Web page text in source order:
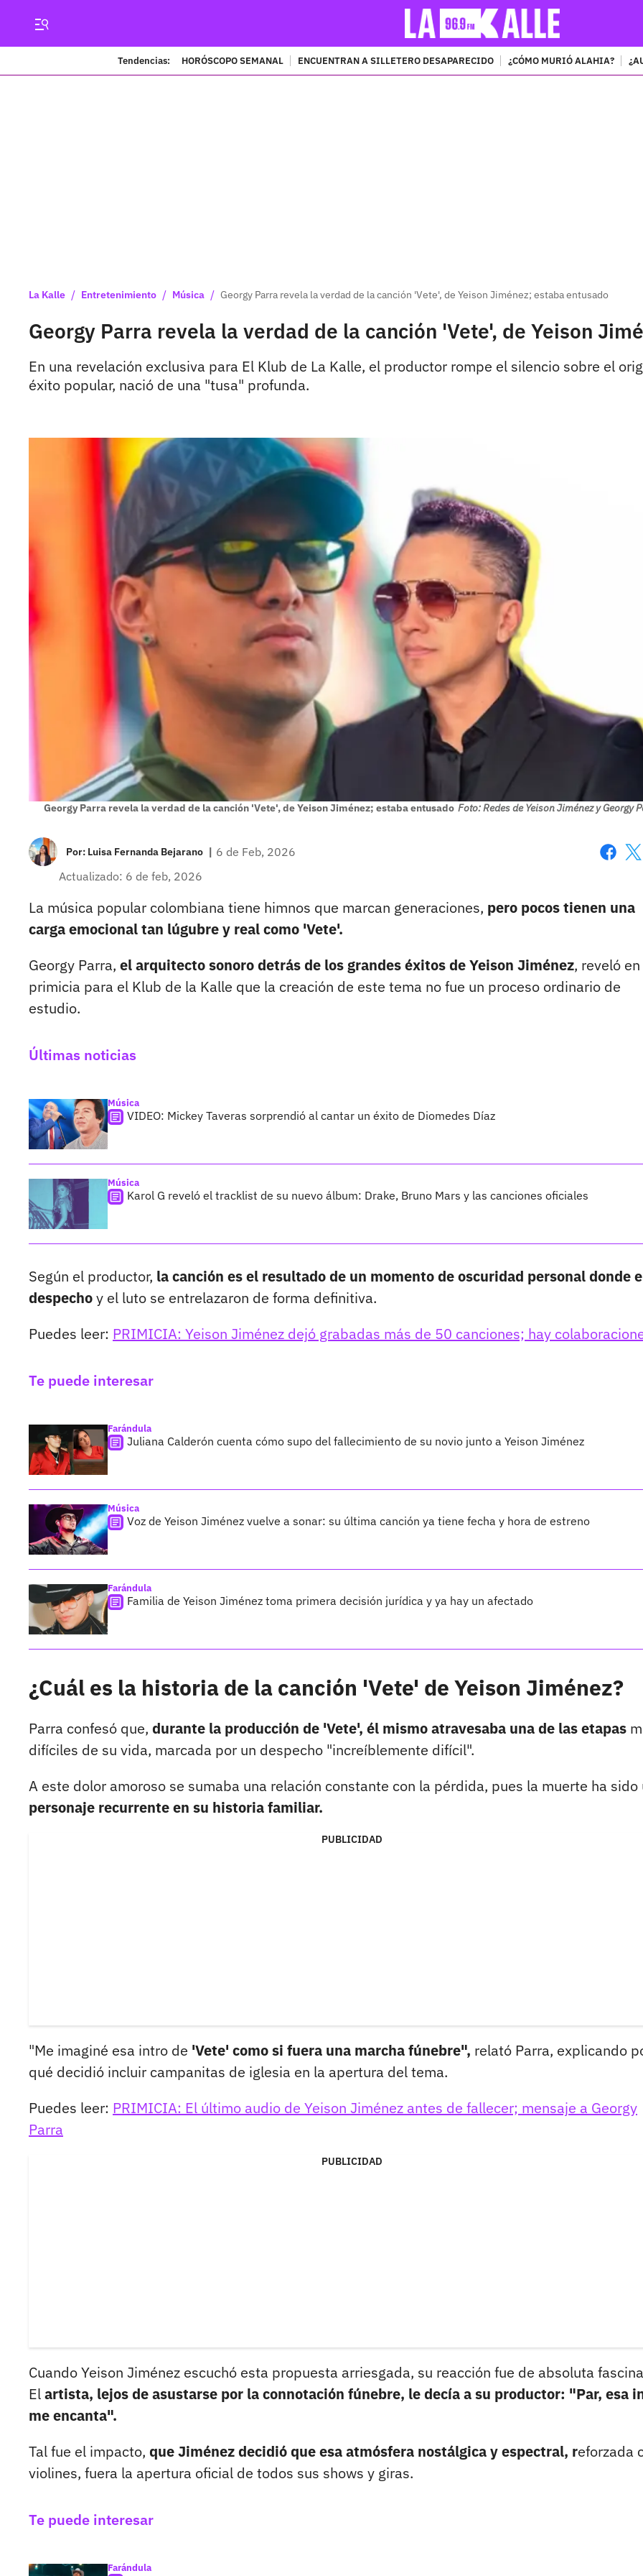
Tendencias: HORÓSCOPO SEMANAL ENCUENTRAN A SILLETERO DESAPARECIDO ¿CÓMO MURIÓ ALAHIA?
La Kalle / Entretenimiento / Música / Georgy Parra revela la verdad de la canción 'Vete', de Yeison Jiménez; estaba entusado
Georgy Parra revela la verdad de la canción 'Vete', de Yeison
En una revelación exclusiva para El Klub de La Kalle, el productor rompe el silencio sobre el
éxito popular, nació de una "tusa" profunda.
Georgy Parra revela la verdad de la canción 'Vete', de Yeison Jiménez; estaba entusado Foto: Redes de Yeison Jiménez y Georgy
Por: Luisa Fernanda Bejarano | 6 de Feb, 2026
Actualizado: 6 de feb, 2026
La música popular colombiana tiene himnos que marcan generaciones, pero pocos tienen una
carga emocional tan lúgubre y real como 'Vete'.
Georgy Parra, el arquitecto sonoro detrás de los grandes éxitos de Yeison Jiménez, reveló
primicia para el Klub de la Kalle que la creación de este tema no fue un proceso ordinario de
estudio.
Últimas noticias
Música
VIDEO: Mickey Taveras sorprendió al cantar un éxito de Diomedes Díaz
Música
Karol G reveló el tracklist de su nuevo álbum: Drake, Bruno Mars y las canciones oficiales
Según el productor, la canción es el resultado de un momento de oscuridad personal donde
despechoy el luto se entrelazaron de forma definitiva.
Puedes leer: PRIMICIA: Yeison Jiménez dejó grabadas más de 50 canciones; hay
Te puede interesar
Farándula
Juliana Calderón cuenta cómo supo del fallecimiento de su novio junto a Yeison Jiménez
Música
Voz de Yeison Jiménez vuelve a sonar: su última canción ya tiene fecha y hora de estreno
Farándula
Familia de Yeison Jiménez toma primera decisión jurídica y ya hay un afectado
¿Cuál es la historia de la canción 'Vete' de Yeison Jiménez?
Parra confesó que, durante la producción de 'Vete', él mismo atravesaba una de las etapas
difíciles de su vida, marcada por un despecho "increíblemente difícil".
A este dolor amoroso se sumaba una relación constante con la pérdida, pues la muerte ha sido
personaje recurrente en su historia familiar.
PUBLICIDAD
"Me imaginé esa intro de 'Vete' como si fuera una marcha fúnebre", relató Parra, explicando
qué decidió incluir campanitas de iglesia en la apertura del tema.
Puedes leer: PRIMICIA: El último audio de Yeison Jiménez antes de fallecer; mensaje a Georgy
Parra
PUBLICIDAD
Cuando Yeison Jiménez escuchó esta propuesta arriesgada, su reacción fue de absoluta
Elartista, lejos de asustarse por la connotación fúnebre, le decía a su productor: "Par, esa
me encanta".
Tal fue el impacto, que Jiménez decidió que esa atmósfera nostálgica y espectral, reforzada
violines, fuera la apertura oficial de todos sus shows y giras.
Te puede interesar
Farándula